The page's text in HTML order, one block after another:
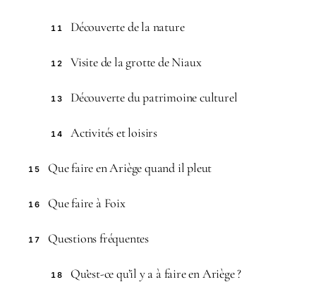
11 Découverte de la nature
12 Visite de la grotte de Niaux
13 Découverte du patrimoine culturel
14 Activités et loisirs
15 Que faire en Ariège quand il pleut
16 Que faire à Foix
17 Questions fréquentes
18 Qu’est-ce qu’il y a à faire en Ariège ?